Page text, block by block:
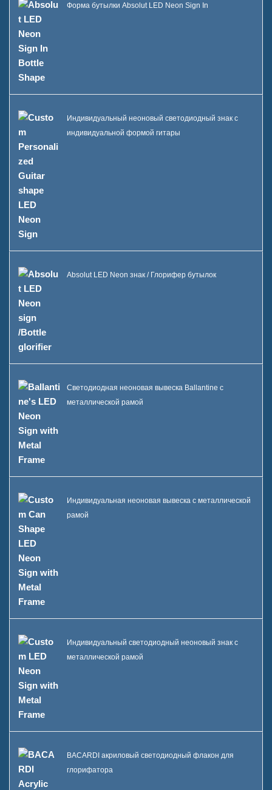
Форма бутылки Absolut LED Neon Sign In
Индивидуальный неоновый светодиодный знак с
индивидуальной формой гитары
Absolut LED Neon знак / Глорифер бутылок
Светодиодная неоновая вывеска Ballantine с
металлической рамой
Индивидуальная неоновая вывеска с металлической
рамой
Индивидуальный светодиодный неоновый знак с
металлической рамой
BACARDI акриловый светодиодный флакон для
глорифатора